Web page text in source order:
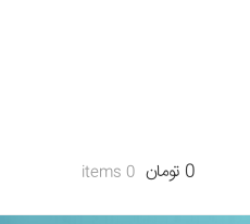
0 تومان 0 items